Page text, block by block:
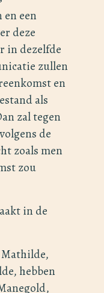
een
deze
in dezelfde
zullen
en
als
zal tegen
de
zoals men
zou
in de
Mathilde,
hebben